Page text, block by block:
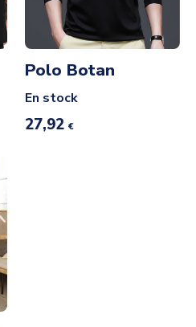
Polo Botan
En stock
27,92 €